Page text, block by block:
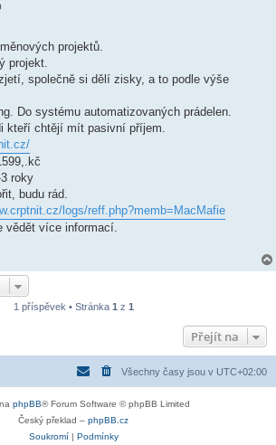
projektů.
projekt.
společně si dělí zisky, a to podle výše
Do systému automatizovaných prádelen.
kteří chtějí mít pasivní příjem.
roky
budu rád.
logs/reff.php?memb=MacMafie
vědět více informací.
1 příspěvek • Stránka 1 z 1
Přejít na
Všechny časy jsou v UTC+02:00
phpBB® Forum Software © phpBB Limited
Český překlad – phpBB.cz
Soukromí| Podmínky